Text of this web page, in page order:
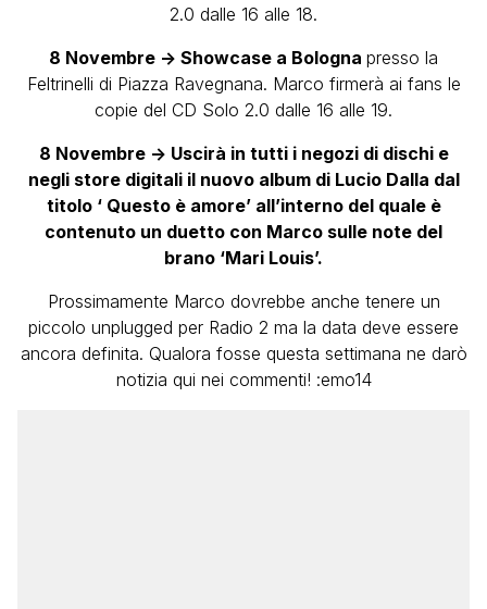
2.0 dalle 16 alle 18.
8 Novembre -> Showcase a Bologna presso la
Feltrinelli di Piazza Ravegnana. Marco firmerà ai fans le
copie del CD Solo 2.0 dalle 16 alle 19.
8 Novembre -> Uscirà in tutti i negozi di dischi e
negli store digitali il nuovo album di Lucio Dalla dal
titolo ‘ Questo è amore’ all’interno del quale è
contenuto un duetto con Marco sulle note del
brano ‘Mari Louis’.
Prossimamente Marco dovrebbe anche tenere un
piccolo unplugged per Radio 2 ma la data deve essere
ancora definita. Qualora fosse questa settimana ne darò
notizia qui nei commenti! :emo14